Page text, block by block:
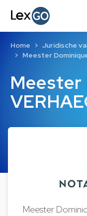
Home
Juridische
Meester
Meester